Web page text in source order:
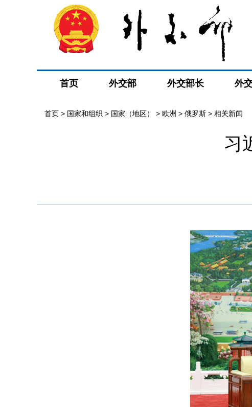
首页 外交部 外交部长 外
首页 > 国家和组织 > 国家（地区） > 欧洲 > 俄罗斯 > 相关新闻
习